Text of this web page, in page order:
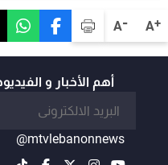
A+
A-
أهم الأخبار و
@mtvlebanonnews